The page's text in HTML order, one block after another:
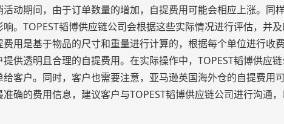
动期间，由于订单数量的增加，自提费用可能会相应上涨。同
。TOPEST韬博供应链公司会根据这些实际情况进行评估，并及
用是基于物品的尺寸和重量进行计算的，根据每个单位进行收
供透明且合理的自提费用。在实际操作中，TOPEST韬博供应
客户。同时，客户也需要注意，亚马逊英国海外仓的自提费用
确的费用信息，建议客户与TOPEST韬博供应链公司进行沟通